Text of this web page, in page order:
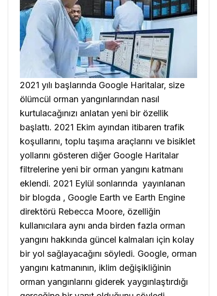
2021 yılı başlarında Google Haritalar, size
ölümcül orman yangınlarından nasıl
kurtulacağınızı anlatan yeni bir özellik
başlattı. 2021 Ekim ayından itibaren trafik
koşullarını, toplu taşıma araçlarını ve bisiklet
yollarını gösteren diğer Google Haritalar
filtrelerine yeni bir orman yangını katmanı
eklendi. 2021 Eylül sonlarında yayınlanan
bir blogda , Google Earth ve Earth Engine
direktörü Rebecca Moore, özelliğin
kullanıcılara aynı anda birden fazla orman
yangını hakkında güncel kalmaları için kolay
bir yol sağlayacağını söyledi. Google, orman
yangını katmanının, iklim değişikliğinin
orman yangınlarını giderek yaygınlaştırdığı